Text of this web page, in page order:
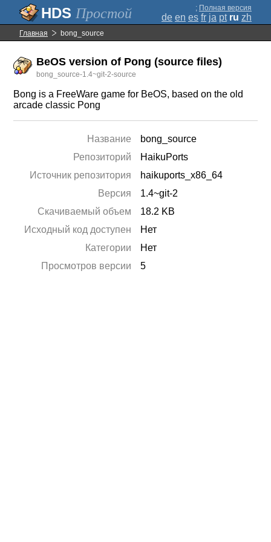
Простой ; Полная версия
de en es fr ja pt ru zh
Главная bong_source
BeOS version of Pong (source files)
bong_source-1.4~git-2-source
Bong is a FreeWare game for BeOS, based on the old
arcade classic Pong
Название
bong_source
Репозиторий
HaikuPorts
Источник репозитория
haikuports_x86_64
Версия
1.4~git-2
Скачиваемый объем
18.2 KB
Исходный код доступен
Нет
Категории
Нет
Просмотров версии
5